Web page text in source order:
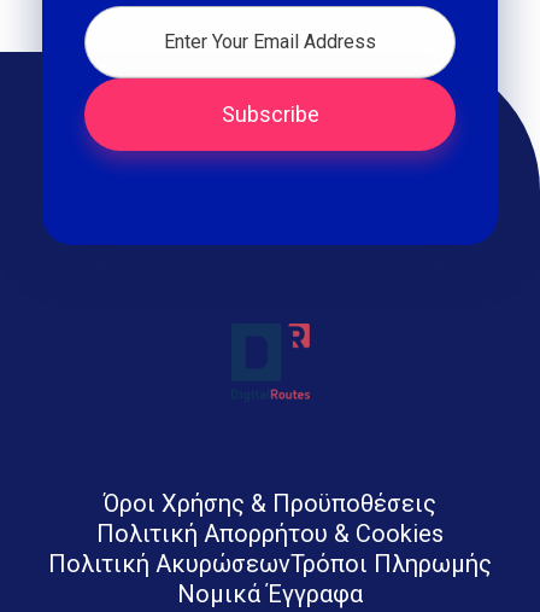
Όροι Χρήσης & Προϋποθέσεις
Πολιτική Απορρήτου & Cookies
Πολιτική ΑκυρώσεωνΤρόποι Πληρωμής
Νομικά Έγγραφα